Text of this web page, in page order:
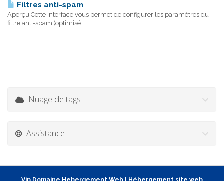
Filtres anti-spam
Aperçu Cette interface vous permet de configurer les paramètres du
filtre anti-spam (optimisé...
Nuage de tags
Assistance